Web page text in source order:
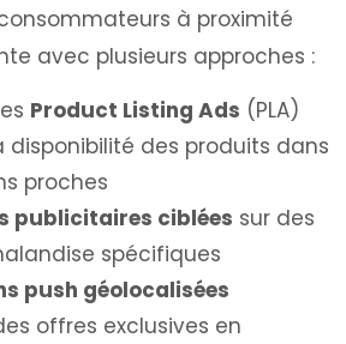
à proximité
avec plusieurs approches :
Product Listing Ads (PLA)
disponibilité des produits dans
proches
publicitaires ciblées sur des
spécifiques
push géolocalisées
offres exclusives en